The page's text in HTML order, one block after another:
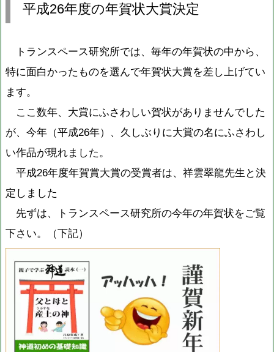
平成26年度の年賀状大賞決定
トランスペース研究所では、毎年の年賀状の中から、
特に面白かったものを選んで年賀状大賞を差し上げてい
ます。
ここ数年、大賞にふさわしい賀状がありませんでした
が、今年（平成26年）、久しぶりに大賞の名にふさわし
い作品が現れました。
平成26年度年賀賞大賞の受賞者は、祥雲翠龍先生と決
定しました
先ずは、トランスペース研究所の今年の年賀状をご覧
下さい。（下記）